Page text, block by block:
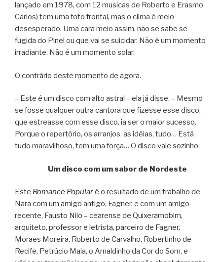
lançado em 1978, com 12 musicas de Roberto e Erasmo
Carlos) tem uma foto frontal, mas o clima é meio
desesperado. Uma cara meio assim, não se sabe se
fugida do Pinel ou que vai se suicidar. Não é um momento
irradiante. Não é um momento solar.
O contrário deste momento de agora.
– Este é um disco com alto astral – ela já disse. – Mesmo
se fosse qualquer outra cantora que fizesse esse disco,
que estreasse com esse disco, ia ser o maior sucesso.
Porque o repertório, os arranjos, as idéias, tudo… Está
tudo maravilhoso, tem uma força… O disco vale sozinho.
Um disco com um sabor de Nordeste
Este Romance Popularé o resultado de um trabalho de
Nara com um amigo antigo, Fagner, e com um amigo
recente, Fausto Nilo – cearense de Quixeramobim,
arquiteto, professor e letrista, parceiro de Fagner,
Moraes Moreira, Roberto de Carvalho, Robertinho de
Recife, Petrúcio Maia, o Arnaldinho da Cor do Som, e